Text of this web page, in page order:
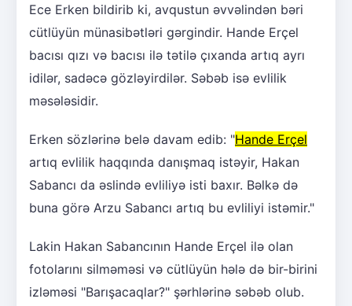
Ece Erken bildirib ki, avqustun əvvəlindən bəri
cütlüyün münasibətləri gərgindir. Hande Erçel
bacısı qızı və bacısı ilə tətilə çıxanda artıq ayrı
idilər, sadəcə gözləyirdilər. Səbəb isə evlilik
məsələsidir.
Erken sözlərinə belə davam edib: "Hande Erçel
artıq evlilik haqqında danışmaq istəyir, Hakan
Sabancı da əslində evliliyə isti baxır. Bəlkə də
buna görə Arzu Sabancı artıq bu evliliyi istəmir."
Lakin Hakan Sabancının Hande Erçel ilə olan
fotolarını silməməsi və cütlüyün hələ də bir-birini
izləməsi "Barışacaqlar?" şərhlərinə səbəb olub.